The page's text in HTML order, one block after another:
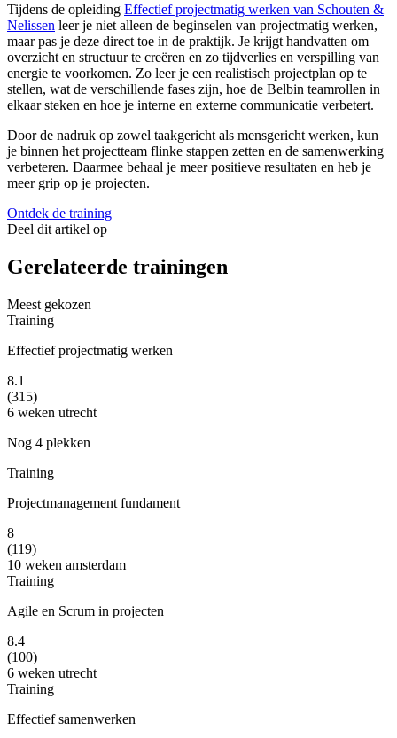
Tijdens de opleiding Effectief projectmatig werken van Schouten &
Nelissen leer je niet alleen de beginselen van projectmatig werken,
maar pas je deze direct toe in de praktijk. Je krijgt handvatten om
overzicht en structuur te creëren en zo tijdverlies en verspilling van
energie te voorkomen. Zo leer je een realistisch projectplan op te
stellen, wat de verschillende fases zijn, hoe de Belbin teamrollen in
elkaar steken en hoe je interne en externe communicatie verbetert.
Door de nadruk op zowel taakgericht als mensgericht werken, kun
je binnen het projectteam flinke stappen zetten en de samenwerking
verbeteren. Daarmee behaal je meer positieve resultaten en heb je
meer grip op je projecten.
Ontdek de training
Deel dit artikel op
Gerelateerde trainingen
Meest gekozen
Training
Effectief projectmatig werken
8.1
(315)
6 weken utrecht
Nog 4 plekken
Training
Projectmanagement fundament
8
(119)
10 weken amsterdam
Training
Agile en Scrum in projecten
8.4
(100)
6 weken utrecht
Training
Effectief samenwerken